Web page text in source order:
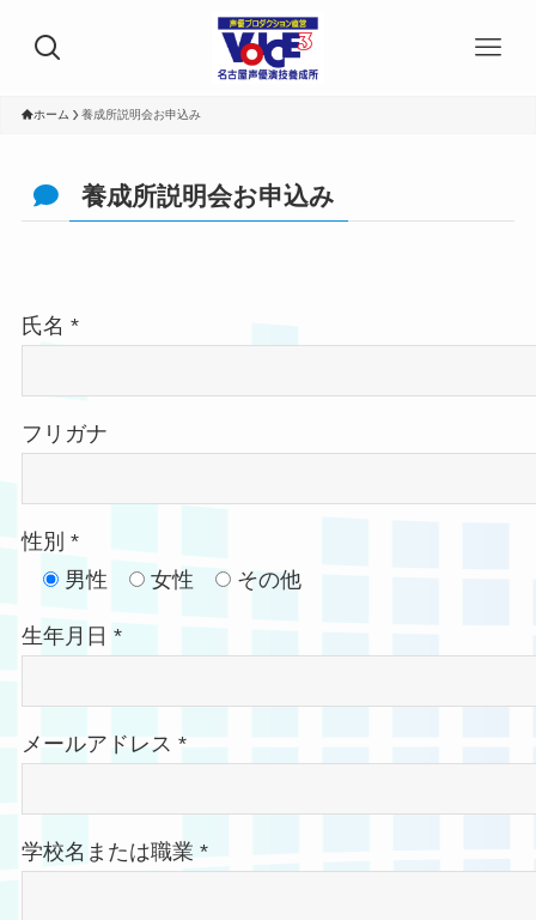
ホーム 養成所説明会お申込み
養成所説明会お申込み
氏名 *
フリガナ
性別 *
男性
女性 その他
生年月日 *
メールアドレス *
学校名または職業 *